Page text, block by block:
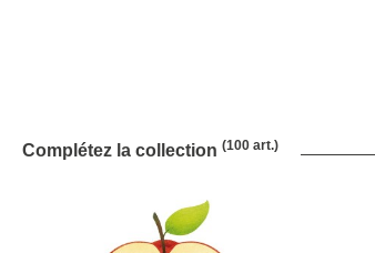
Complétez la collection (100 art.)